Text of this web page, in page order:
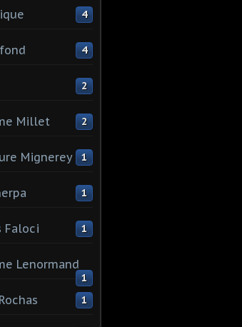
4
4
2
Millet 2
Mignerey 1
1
Faloci 1
Lenormand
1
1